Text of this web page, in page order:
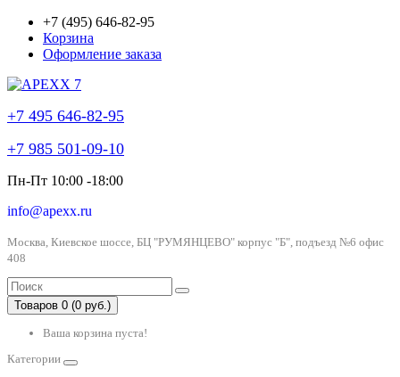
+7 (495) 646-82-95
Корзина
Оформление заказа
+7 495 646-82-95
+7 985 501-09-10
Пн-Пт 10:00 -18:00
info@apexx.ru
Москва, Киевское шоссе, БЦ "РУМЯНЦЕВО" корпус "Б", подъезд №6 офис
408
Товаров 0 (0 руб.)
Ваша корзина пуста!
Категории